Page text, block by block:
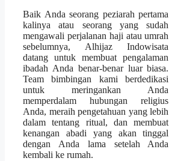
Baik Anda seorang peziarah pertama
kalinya atau seorang yang sudah
mengawali perjalanan haji atau umrah
sebelumnya, Alhijaz Indowisata
datang untuk membuat pengalaman
ibadah Anda benar-benar luar biasa.
Team bimbingan kami berdedikasi
untuk meringankan Anda
memperdalam hubungan religius
Anda, meraih pengetahuan yang lebih
dalam tentang ritual, dan membuat
kenangan abadi yang akan tinggal
dengan Anda lama setelah Anda
kembali ke rumah.